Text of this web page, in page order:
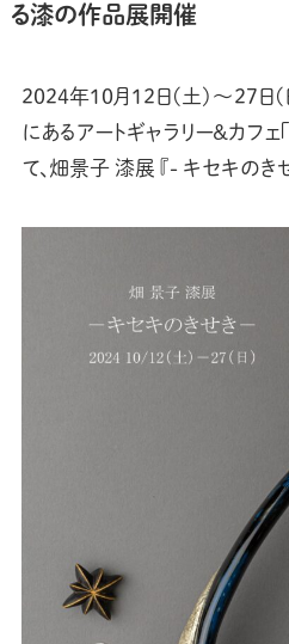
る漆の作品展開催
2024年10月12日(土)〜27日(
にあるアートギャラリー&カフ
て、畑景子 漆展 『- キセキのき